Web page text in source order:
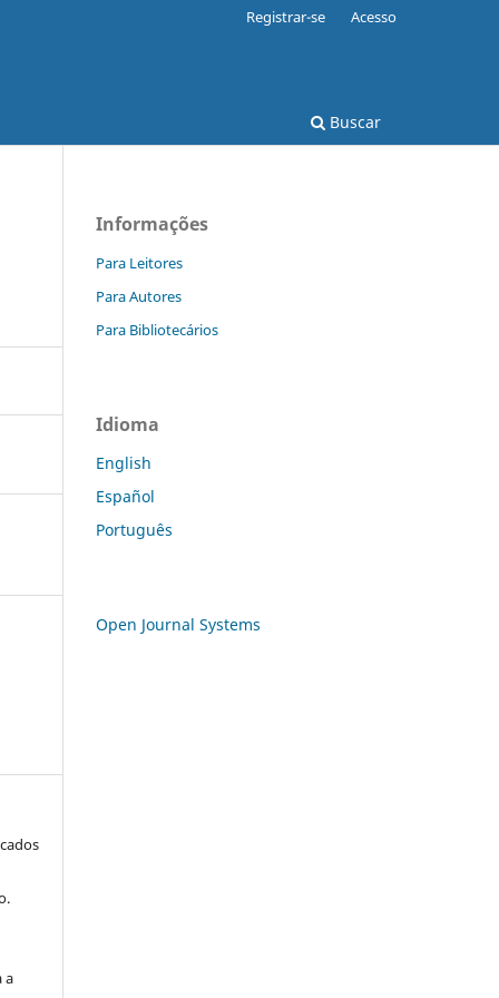
Buscar
Registrar-se Acesso
a
Informações
Para Leitores
Para Autores
Para Bibliotecários
Idioma
English
Español
Português
Open Journal Systems